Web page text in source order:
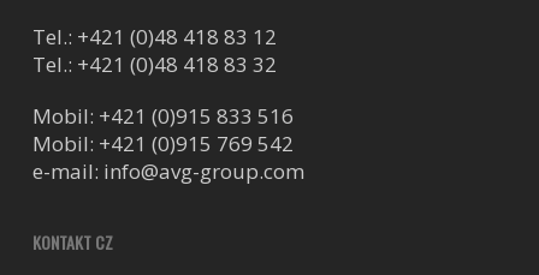
Tel.: +421 (0)48 418 83 12
Tel.: +421 (0)48 418 83 32
Mobil: +421 (0)915 833 516
Mobil: +421 (0)915 769 542
e-mail: info@avg-group.com
KONTAKT CZ